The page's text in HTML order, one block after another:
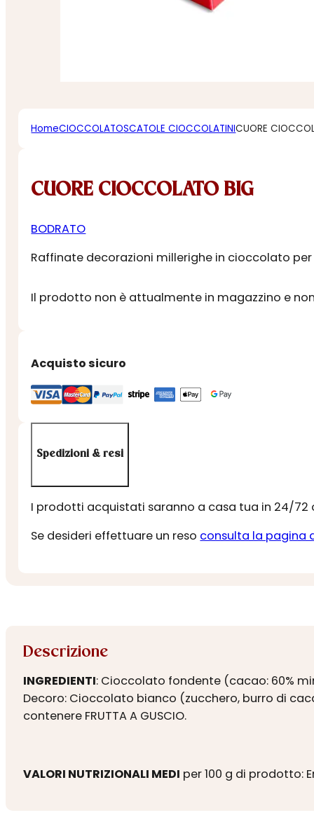
HomeCIOCCOLATOSCATOLE CIOCCOLATINICUORE
CUORE CIOCCOLATO BIG
BODRATO
Raffinate decorazioni millerighe in cioccolato
Il prodotto non è attualmente in magazzino e
Acquisto sicuro
Spedizioni & resi
I prodotti acquistati saranno a casa tua in 24/72
Se desideri effettuare un reso consulta la pagina
Descrizione
INGREDIENTI: Cioccolato fondente (cacao: 60%
Decoro: Cioccolato bianco (zucchero, burro di
contenere FRUTTA A GUSCIO.
VALORI NUTRIZIONALI MEDI per 100 g di prodotto: